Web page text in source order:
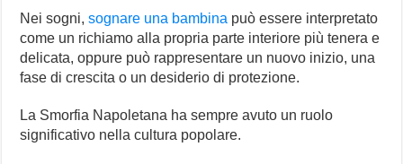
Nei sogni,sognare una bambina può essere interpretato
come un richiamo alla propria parte interiore più tenera e
delicata, oppure può rappresentare un nuovo inizio, una
fase di crescita o un desiderio di protezione.
La Smorfia Napoletana ha sempre avuto un ruolo
significativo nella cultura popolare.